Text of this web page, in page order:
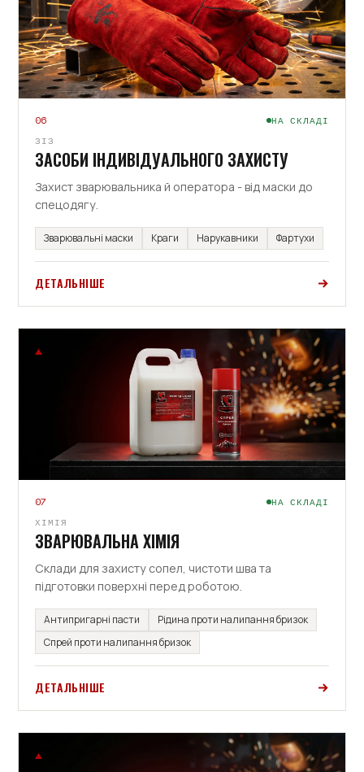
06
НА СКЛАДІ
ЗІЗ
ЗАСОБИ ІНДИВІДУАЛЬНОГО ЗАХИСТУ
Захист зварювальника й оператора - від маски до
спецодягу.
Зварювальні маски Краги Нарукавники Фартухи
ДЕТАЛЬНІШЕ
07
НА СКЛАДІ
ХІМІЯ
ЗВАРЮВАЛЬНА ХІМІЯ
Склади для захисту сопел, чистоти шва та
підготовки поверхні перед роботою.
Антипригарні пасти
Рідина проти налипання бризок
Спрей проти налипання бризок
ДЕТАЛЬНІШЕ